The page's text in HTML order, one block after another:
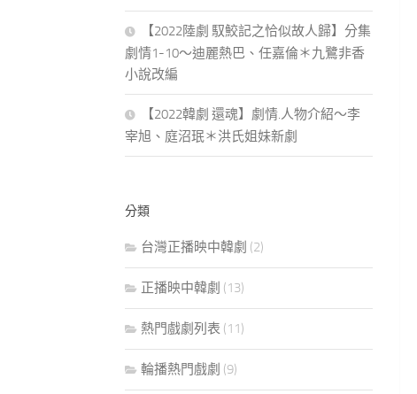
【2022陸劇 馭鮫記之恰似故人歸】分集
劇情1-10～迪麗熱巴、任嘉倫＊九鷺非香
小說改編
【2022韓劇 還魂】劇情.人物介紹～李
宰旭、庭沼珉＊洪氏姐妹新劇
分類
台灣正播映中韓劇 (2)
正播映中韓劇 (13)
熱門戲劇列表 (11)
輪播熱門戲劇 (9)